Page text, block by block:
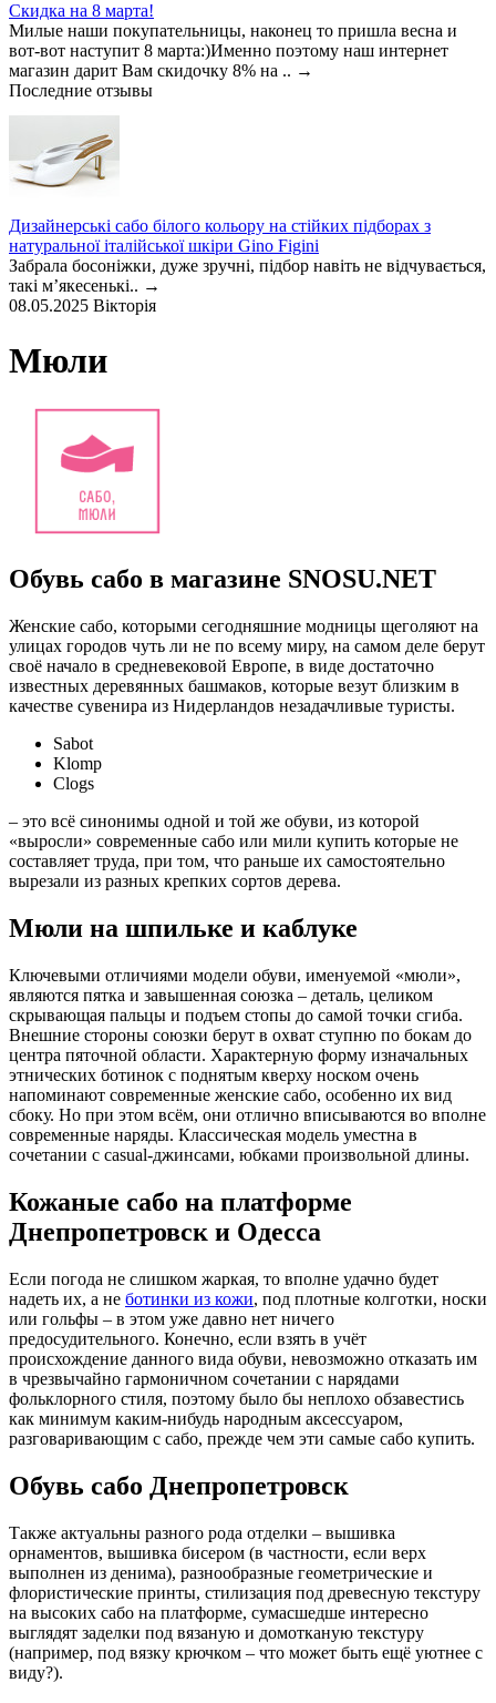
Скидка на 8 марта!
Милые наши покупательницы, наконец то пришла весна и
вот-вот наступит 8 марта:)Именно поэтому наш интернет
магазин дарит Вам скидочку 8% на .. →
Последние отзывы
Дизайнерські сабо білого кольору на стійких підборах з
натуральної італійської шкіри Gino Figini
Забрала босоніжки, дуже зручні, підбор навіть не відчувається,
такі мʼякесенькі.. →
08.05.2025 Вікторія
Мюли
Обувь сабо в магазине SNOSU.NET
Женские сабо, которыми сегодняшние модницы щеголяют на
улицах городов чуть ли не по всему миру, на самом деле берут
своё начало в средневековой Европе, в виде достаточно
известных деревянных башмаков, которые везут близким в
качестве сувенира из Нидерландов незадачливые туристы.
Sabot
Klomp
Clogs
– это всё синонимы одной и той же обуви, из которой
«выросли» современные сабо или мили купить которые не
составляет труда, при том, что раньше их самостоятельно
вырезали из разных крепких сортов дерева.
Мюли на шпильке и каблуке
Ключевыми отличиями модели обуви, именуемой «мюли»,
являются пятка и завышенная союзка – деталь, целиком
скрывающая пальцы и подъем стопы до самой точки сгиба.
Внешние стороны союзки берут в охват ступню по бокам до
центра пяточной области. Характерную форму изначальных
этнических ботинок с поднятым кверху носком очень
напоминают современные женские сабо, особенно их вид
сбоку. Но при этом всём, они отлично вписываются во вполне
современные наряды. Классическая модель уместна в
сочетании с casual-джинсами, юбками произвольной длины.
Кожаные сабо на платформе
Днепропетровск и Одесса
Если погода не слишком жаркая, то вполне удачно будет
надеть их, а не ботинки из кожи, под плотные колготки, носки
или гольфы – в этом уже давно нет ничего
предосудительного. Конечно, если взять в учёт
происхождение данного вида обуви, невозможно отказать им
в чрезвычайно гармоничном сочетании с нарядами
фольклорного стиля, поэтому было бы неплохо обзавестись
как минимум каким-нибудь народным аксессуаром,
разговаривающим с сабо, прежде чем эти самые сабо купить.
Обувь сабо Днепропетровск
Также актуальны разного рода отделки – вышивка
орнаментов, вышивка бисером (в частности, если верх
выполнен из денима), разнообразные геометрические и
флористические принты, стилизация под древесную текстуру
на высоких сабо на платформе, сумасшедше интересно
выглядят заделки под вязаную и домотканую текстуру
(например, под вязку крючком – что может быть ещё уютнее с
виду?).